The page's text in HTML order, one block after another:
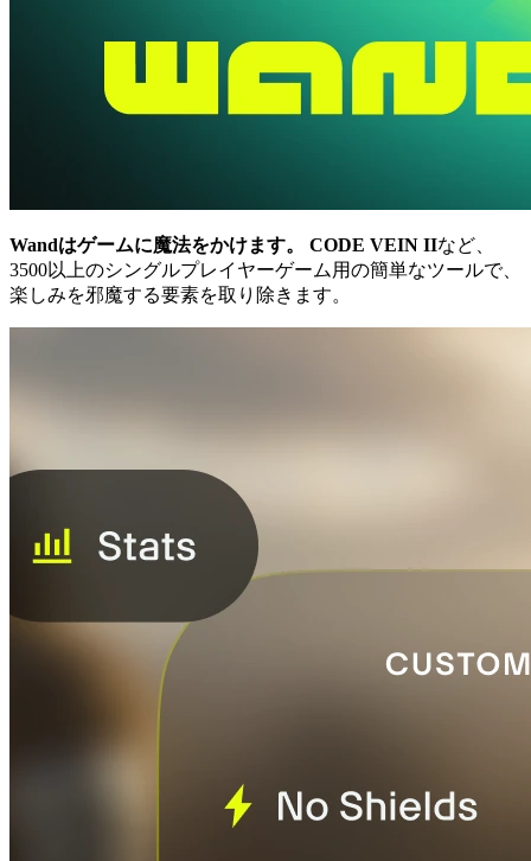
Wandはゲームに魔法をかけます。 CODE VEIN IIなど、
3500以上のシングルプレイヤーゲーム用の簡単なツールで、
楽しみを邪魔する要素を取り除きます。